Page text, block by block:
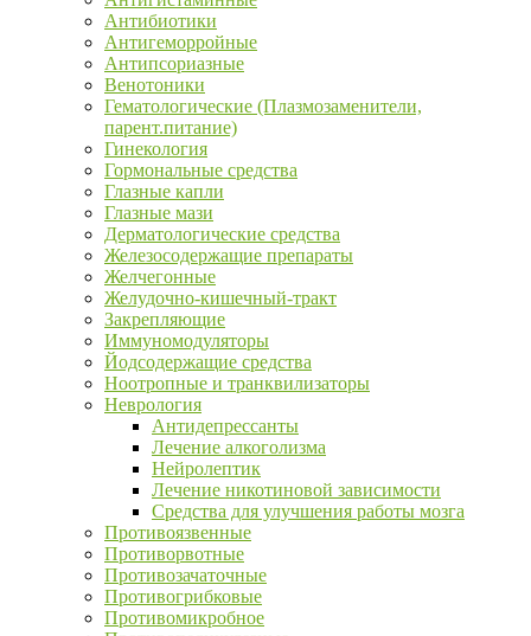
Антибиотики
Антигеморройные
Антипсориазные
Венотоники
Гематологические (Плазмозаменители,
парент.питание)
Гинекология
Гормональные средства
Глазные капли
Глазные мази
Дерматологические средства
Железосодержащие препараты
Желчегонные
Желудочно-кишечный-тракт
Закрепляющие
Иммуномодуляторы
Йодсодержащие средства
Ноотропные и транквилизаторы
Неврология
Антидепрессанты
Лечение алкоголизма
Нейролептик
Лечение никотиновой зависимости
Средства для улучшения работы мозга
Противоязвенные
Противорвотные
Противозачаточные
Противогрибковые
Противомикробное